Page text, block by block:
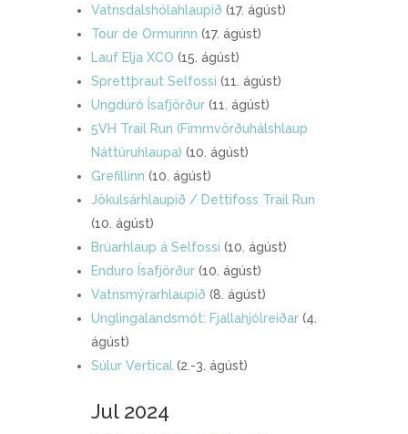
Vatnsdalshólahlaupið (17. ágúst)
Tour de Ormurinn (17. ágúst)
Lauf Elja XCO (15. ágúst)
Sprettþraut Selfossi (11. ágúst)
Ungdúró Ísafjörður (11. ágúst)
5VH Trail Run (Fimmvörðuhálshlaup
Náttúruhlaupa) (10. ágúst)
Grefillinn (10. ágúst)
Jökulsárhlaupið / Dettifoss Trail Run
(10. ágúst)
Brúarhlaup á Selfossi (10. ágúst)
Enduro Ísafjörður (10. ágúst)
Vatnsmýrarhlaupið (8. ágúst)
Unglingalandsmót: Fjallahjólreiðar (4.
ágúst)
Súlur Vertical (2.-3. ágúst)
Jul 2024